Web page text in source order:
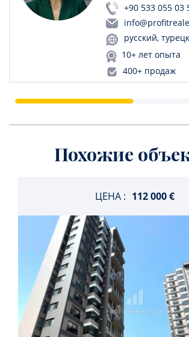
+90 533 055 03
русский,
10+ лет опыта
400+ продаж
Похожие
ЦЕНА : 112 000 €